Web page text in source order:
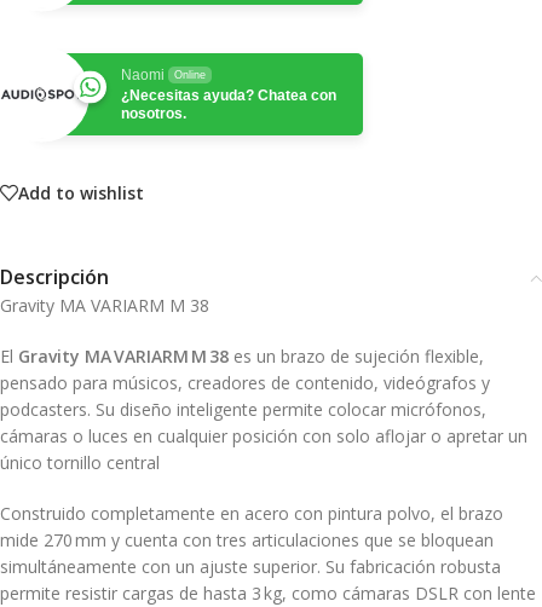
Naomi Online
¿Necesitas ayuda? Chatea con
nosotros.
Add to wishlist
Descripción
Gravity MA VARIARM M 38
El Gravity MA VARIARM M 38 es un brazo de sujeción flexible,
pensado para músicos, creadores de contenido, videógrafos y
podcasters. Su diseño inteligente permite colocar micrófonos,
cámaras o luces en cualquier posición con solo aflojar o apretar un
único tornillo central
Construido completamente en acero con pintura polvo, el brazo
mide 270 mm y cuenta con tres articulaciones que se bloquean
simultáneamente con un ajuste superior. Su fabricación robusta
permite resistir cargas de hasta 3 kg, como cámaras DSLR con lente